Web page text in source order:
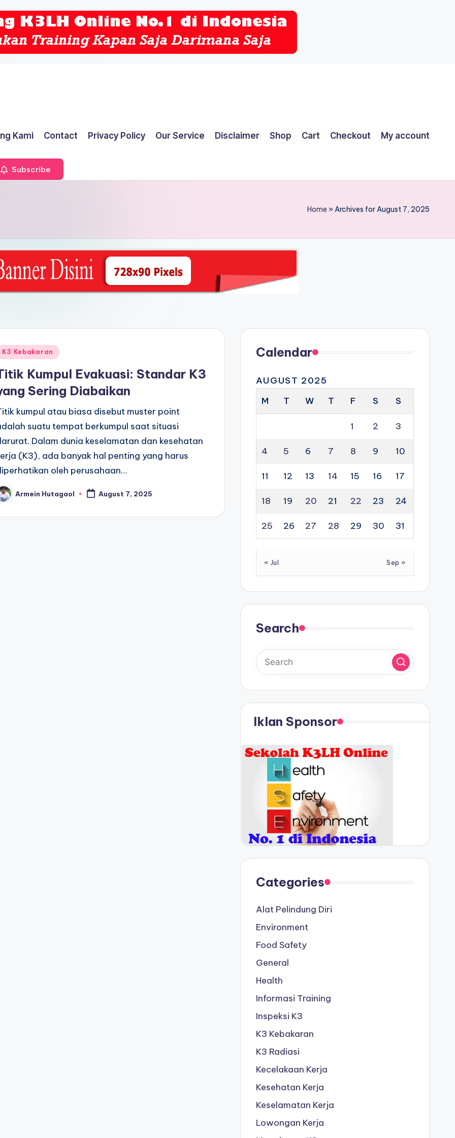
Kami Contact Privacy Policy Our Service Disclaimer Shop Cart Checkout My account
Subscribe
Home »Archives for August 7, 2025
K3 Kebakaran
Kumpul Evakuasi: Standar K3
Sering Diabaikan
kumpul atau biasa disebut muster point
suatu tempat berkumpul saat situasi
Dalam dunia keselamatan dan kesehatan
(K3), ada banyak hal penting yang harus
oleh perusahaan…
Armein Hutagaol August 7, 2025
Calendar
AUGUST 2025
M
T W T F S S
1 2 3
4 5 6 7 8 9 10
11 12 13 14 15 16 17
18 19 20 21 22 23 24
25 26 27 28 29 30 31
« Jul Sep »
Search
Iklan Sponsor
Categories
Alat Pelindung Diri
Environment
Food Safety
General
Health
Informasi Training
Inspeksi K3
K3 Kebakaran
K3 Radiasi
Kecelakaan Kerja
Kesehatan Kerja
Keselamatan Kerja
Lowongan Kerja